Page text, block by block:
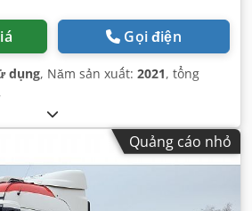
Gọi điện
dụng, Năm sản xuất: 2021, tổng
,
Quảng cáo nhỏ